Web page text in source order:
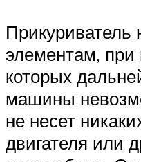
Прикуриватель
элементам, при
которых
машины
не несет
двигателя или